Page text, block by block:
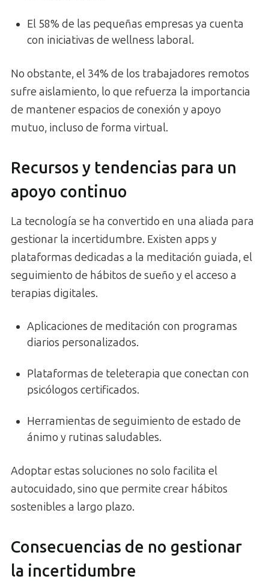
El 58% de las pequeñas empresas ya cuenta
con iniciativas de wellness laboral.
No obstante, el 34% de los trabajadores remotos
sufre aislamiento, lo que refuerza la importancia
de mantener espacios de conexión y apoyo
mutuo, incluso de forma virtual.
Recursos y tendencias para un
apoyo continuo
La tecnología se ha convertido en una aliada para
gestionar la incertidumbre. Existen apps y
plataformas dedicadas a la meditación guiada, el
seguimiento de hábitos de sueño y el acceso a
terapias digitales.
Aplicaciones de meditación con programas
diarios personalizados.
Plataformas de teleterapia que conectan con
psicólogos certificados.
Herramientas de seguimiento de estado de
ánimo y rutinas saludables.
Adoptar estas soluciones no solo facilita el
autocuidado, sino que permite crear hábitos
sostenibles a largo plazo.
Consecuencias de no gestionar
la incertidumbre